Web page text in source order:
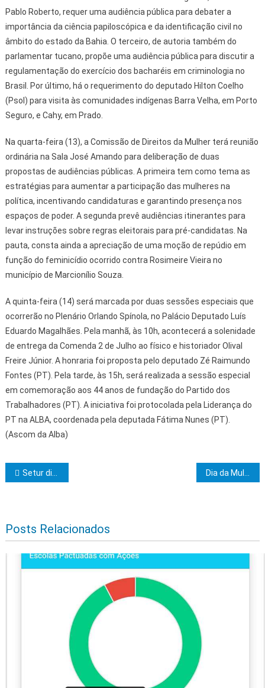
Pablo Roberto, requer uma audiência pública para debater a
importância da ciência papiloscópica e da identificação civil no
âmbito do estado da Bahia. O terceiro, de autoria também do
parlamentar tucano, propõe uma audiência pública para discutir a
regulamentação do exercício dos bacharéis em criminologia no
Brasil. Por último, há o requerimento do deputado Hilton Coelho
(Psol) para visita às comunidades indígenas Barra Velha, em Porto
Seguro, e Cahy, em Prado.
Na quarta-feira (13), a Comissão de Direitos da Mulher terá reunião
ordinária na Sala José Amando para deliberação de duas
propostas de audiências públicas. A primeira tem como tema as
estratégias para aumentar a participação das mulheres na
política, incentivando candidaturas e garantindo presença nos
espaços de poder. A segunda prevê audiências itinerantes para
levar instruções sobre regras eleitorais para pré-candidatas. Na
pauta, consta ainda a apreciação de uma moção de repúdio em
função do feminicídio ocorrido contra Rosimeire Vieira no
município de Marcionílio Souza.
A quinta-feira (14) será marcada por duas sessões especiais que
ocorrerão no Plenário Orlando Spínola, no Palácio Deputado Luís
Eduardo Magalhães. Pela manhã, às 10h, acontecerá a solenidade
de entrega da Comenda 2 de Julho ao físico e historiador Olival
Freire Júnior. A honraria foi proposta pelo deputado Zé Raimundo
Fontes (PT). Pela tarde, às 15h, será realizada a sessão especial
em comemoração aos 44 anos de fundação do Partido dos
Trabalhadores (PT). A iniciativa foi protocolada pela Liderança do
PT na ALBA, coordenada pela deputada Fátima Nunes (PT).
(Ascom da Alba)
Navegação de Post
Setur divulga Bahia Beer Festival – Alagoinhas no principal evento cervejeiro da América Latina
Posts Relacionados